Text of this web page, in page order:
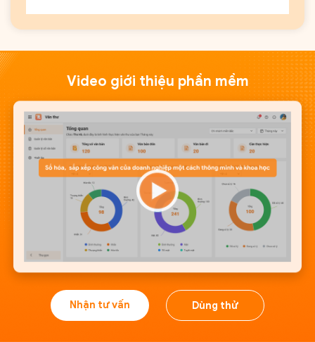
Video giới thiệu phần mềm
Nhận tư vấn Dùng thử